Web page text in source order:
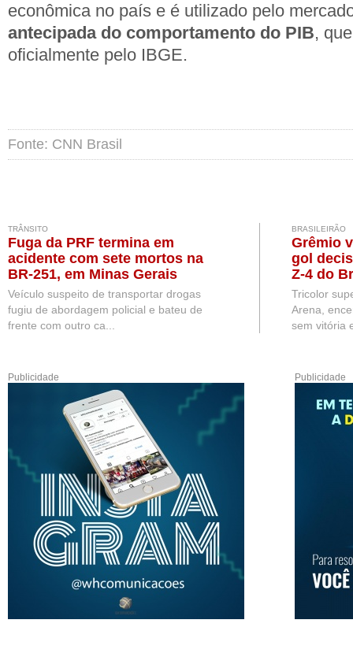
econômica no país e é utilizado pelo
antecipada do comportamento do PIB,
oficialmente pelo IBGE.
Fonte: CNN Brasil
TRÂNSITO
Fuga da PRF termina em
acidente com sete mortos na
BR-251, em Minas Gerais
Veículo suspeito de transportar drogas
fugiu de abordagem policial e bateu de
frente com outro ca...
BRASILEIRÃO
Grêmio
gol
Z-4 do
Tricolor
Arena,
sem vitória
Publicidade Publicidade